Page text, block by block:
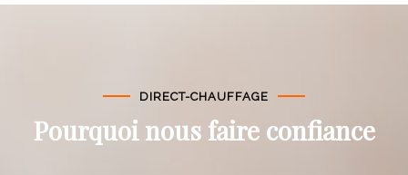
DIRECT-CHAUFFAGE
Pourquoi nous faire confiance